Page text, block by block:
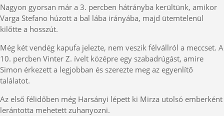
Nagyon gyorsan már a 3. percben hátrányba kerültünk, amikor
Varga Stefano húzott a bal lába irányába, majd ütemtelenül
kilőtte a hosszút.
Még két vendég kapufa jelezte, nem veszik félvállról a meccset. A
10. percben Vinter Z. ívelt középre egy szabadrúgást, amire
Simon érkezett a legjobban és szerezte meg az egyenlítő
találatot.
Az első félidőben még Harsányi lépett ki Mirza utolsó emberként
lerántotta mehetett zuhanyozni.